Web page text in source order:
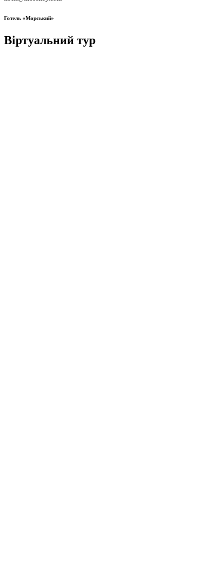
Готель «Морський»
Віртуальний тур